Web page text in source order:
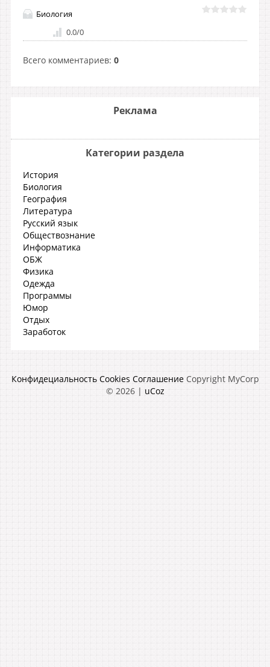
Биология
0.0/0
Всего комментариев: 0
Реклама
Категории раздела
История
Биология
География
Литература
Русский язык
Обществознание
Информатика
ОБЖ
Физика
Одежда
Программы
Юмор
Отдых
Заработок
Конфидециальность Cookies Соглашение Copyright MyCorp
© 2026| uCoz